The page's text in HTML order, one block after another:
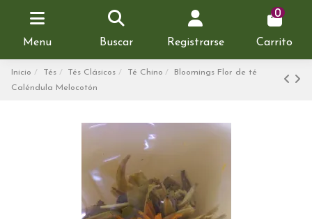
Menu Buscar Registrarse
0
Carrito
Inicio Tés Tés Clásicos Té Chino
Bloomings Flor de té
Caléndula Melocotón